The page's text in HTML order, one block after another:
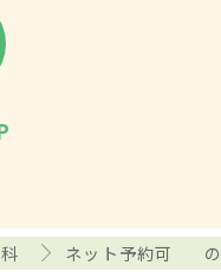
ネット予約可